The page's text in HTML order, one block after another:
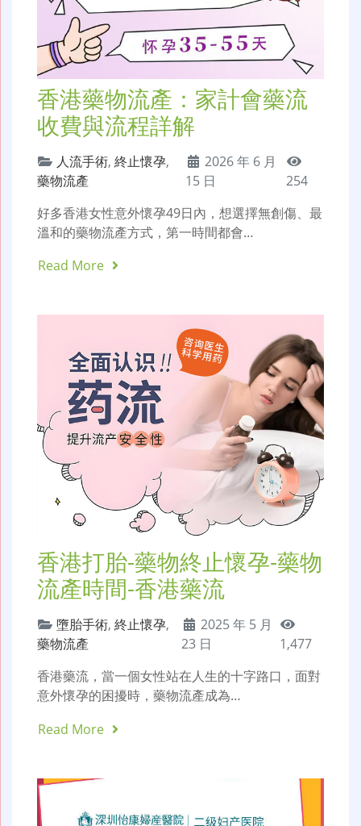
香港藥物流產：家計會藥流
收費與流程詳解
人流手術, 終止懷孕,
藥物流產
2026 年 6 月
15 日
254
好多香港女性意外懷孕49日內，想選擇無創傷、最
溫和的藥物流產方式，第一時間都會…
Read More
香港打胎-藥物終止懷孕-藥物
流產時間-香港藥流
墮胎手術, 終止懷孕,
藥物流產
2025 年 5 月
23 日
1,477
香港藥流，當一個女性站在人生的十字路口，面對
意外懷孕的困擾時，藥物流產成為…
Read More